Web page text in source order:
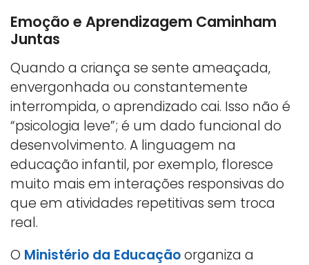
Emoção e Aprendizagem Caminham
Juntas
Quando a criança se sente ameaçada,
envergonhada ou constantemente
interrompida, o aprendizado cai. Isso não é
“psicologia leve”; é um dado funcional do
desenvolvimento. A linguagem na
educação infantil, por exemplo, floresce
muito mais em interações responsivas do
que em atividades repetitivas sem troca
real.
O Ministério da Educaçãoorganiza a